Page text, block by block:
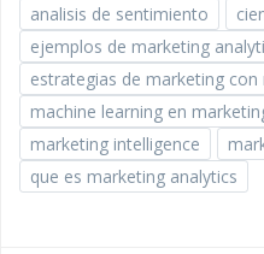
analisis de sentimiento
ejemplos de marketing
estrategias de marketing con
machine learning en
marketing intelligence
que es marketing analytics